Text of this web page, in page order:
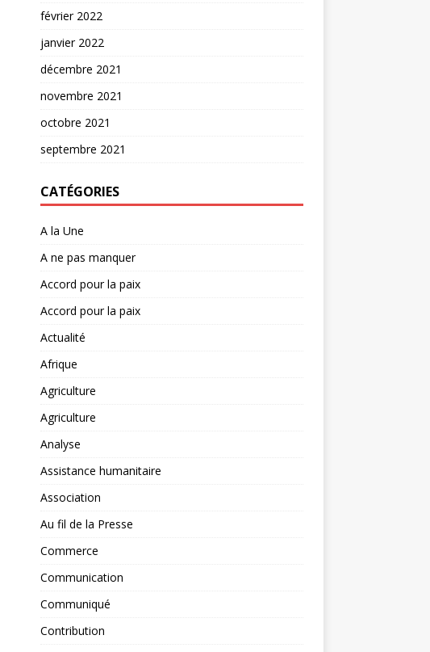
février 2022
janvier 2022
décembre 2021
novembre 2021
octobre 2021
septembre 2021
CATÉGORIES
A la Une
A ne pas manquer
Accord pour la paix
Accord pour la paix
Actualité
Afrique
Agriculture
Agriculture
Analyse
Assistance humanitaire
Association
Au fil de la Presse
Commerce
Communication
Communiqué
Contribution